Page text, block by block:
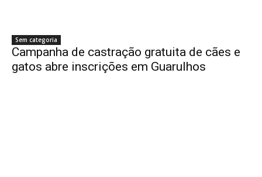
Sem categoria
Campanha de castração gratuita de cães e
gatos abre inscrições em Guarulhos